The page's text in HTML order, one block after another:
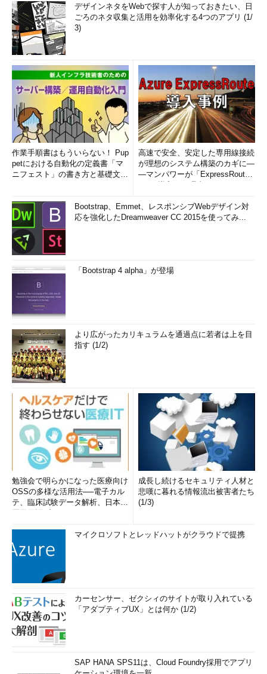
デザインネタをWebで探す人が知っておきたい、日
ごろのネタ収集と活用を効率化する4つのアプリ (1/
3)
作業手順書はもういらない！ Pup
petにおける自動化の定義書「マ
ニフェスト」の書き方と基礎文法
高速で安全、安定した専用線接続
が理想のシステム構築のカギに―
―マンパワーが「ExpressRout
Bootstrap、Emmet、レスポンシブWebデザイン対
応を強化したDreamweaver CC 2015を使ってみ...
「Bootstrap 4 alpha」が登場
より広がったカリキュラムを通過点に若者は上を目
指す (1/2)
勉強会で明らかになった医療向け
OSSの多様な活用法──電子カル
テ、臨床試験データ解析、日本語
成長し続けるセキュリティ人材と
悲嘆に暮れる情報流出被害者たち
(1/3)
マイクロソフトとレッドハットがクラウドで提携
カーセンサー、ゼクシィのサイトが取り入れている
「アダプティブUX」とは何か (1/2)
SAP HANA SPS11は、Cloud Foundry採用でアプリ